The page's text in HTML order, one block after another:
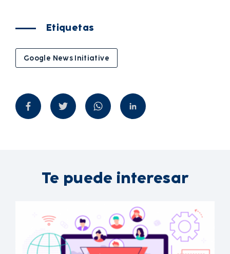
Etiquetas
Google News Initiative
Te puede interesar